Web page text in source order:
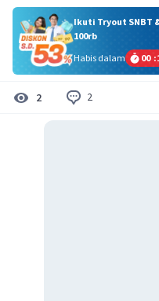
Ikuti Tryout SNBT
100rb
Habis dalam
00 :
2 2